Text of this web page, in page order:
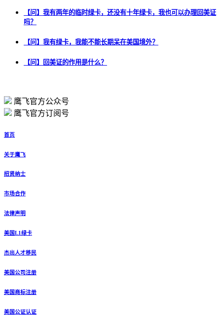
【问】我有两年的临时绿卡，还没有十年绿卡，我也可以办理回美证
吗？
【问】我有绿卡，我能不能长期呆在美国境外？
【问】回美证的作用是什么？
鹰飞官方公众号
鹰飞官方订阅号
首页
关于鹰飞
招贤纳士
市场合作
法律声明
美国L1绿卡
杰出人才移民
美国公司注册
美国商标注册
美国公证认证